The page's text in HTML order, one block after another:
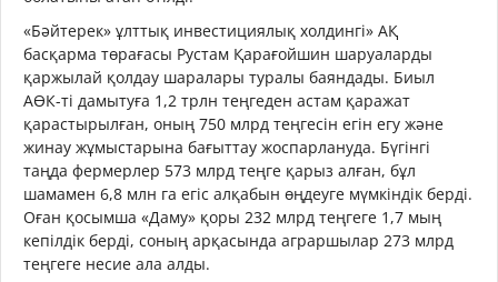
«Бәйтерек» ұлттық инвестициялық холдингі» АҚ
басқарма төрағасы Рустам Қарағойшин шаруаларды
қаржылай қолдау шаралары туралы баяндады. Биыл
АӨК-ті дамытуға 1,2 трлн теңгеден астам қаражат
қарастырылған, оның 750 млрд теңгесін егін егу және
жинау жұмыстарына бағыттау жоспарлануда. Бүгінгі
таңда фермерлер 573 млрд теңге қарыз алған, бұл
шамамен 6,8 млн га егіс алқабын өңдеуге мүмкіндік берді.
Оған қосымша «Даму» қоры 232 млрд теңгеге 1,7 мың
кепілдік берді, соның арқасында аграршылар 273 млрд
теңгеге несие ала алды.